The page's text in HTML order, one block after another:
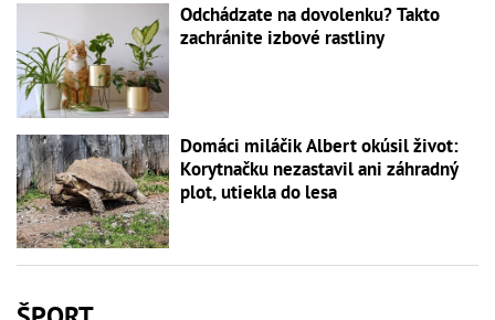
Odchádzate na dovolenku? Takto
zachránite izbové rastliny
Domáci miláčik Albert okúsil život:
Korytnačku nezastavil ani záhradný
plot, utiekla do lesa